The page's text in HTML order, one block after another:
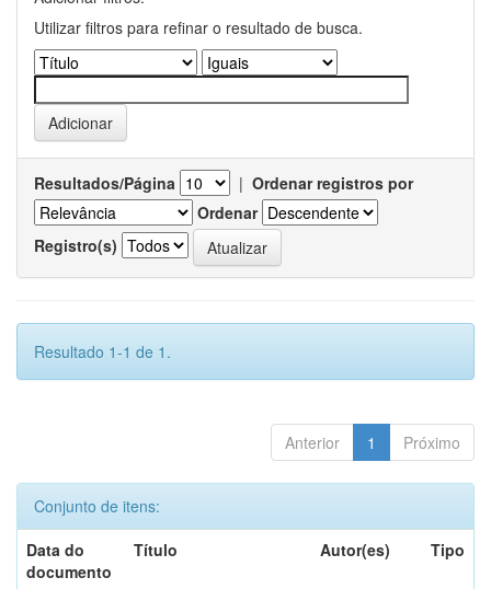
Utilizar filtros para refinar o resultado de busca.
Resultados/Página | Ordenar registros por
Ordenar
Registro(s)
Resultado 1-1 de 1.
Anterior 1 Próximo
Conjunto de itens:
Data do
documento
Título Autor(es) Tipo